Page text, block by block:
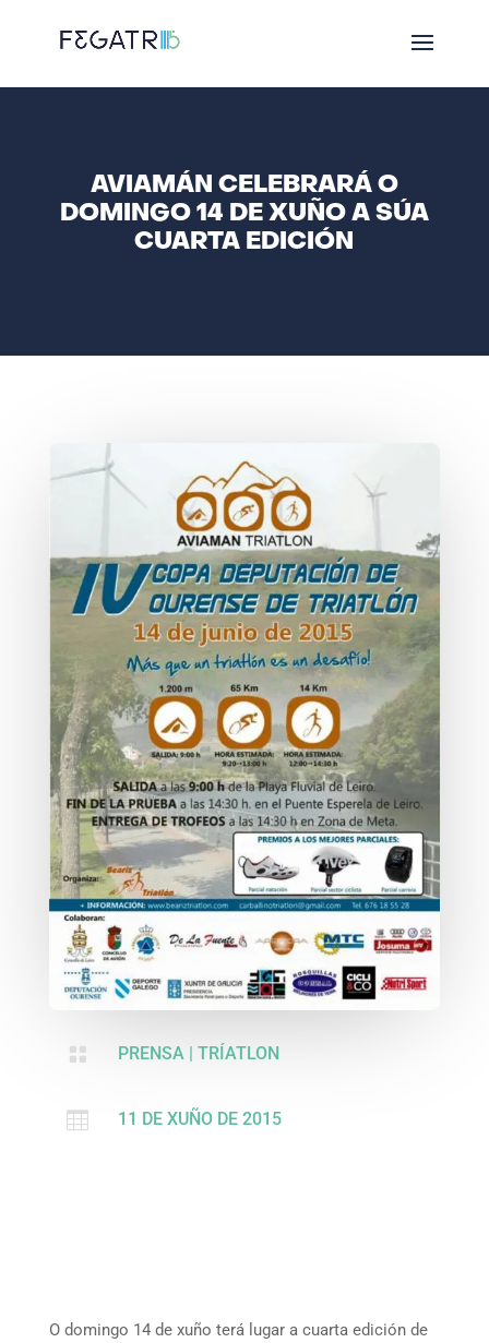
AVIAMÁN CELEBRARÁ O
DOMINGO 14 DE XUÑO A SÚA
CUARTA EDICIÓN
 PRENSA| TRÍATLON
 11 DE XUÑO DE 2015
O domingo 14 de xuño terá lugar a cuarta edición de